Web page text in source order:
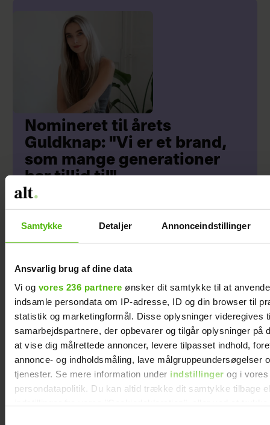
Samtykke Detaljer Annonceindstillinger
Ansvarlig brug af dine data
Vi og vores 236 partnere ønsker dit samtykke til at
indsamle persondata om IP-adresse, ID og din browser til
statistik og marketingformål. Disse oplysninger videregives
samarbejdspartnere, der opbevarer og tilgår oplysninger på
at vise dig målrettede annoncer, levere tilpasset indhold,
annonce- og indholdsmåling, lave målgruppeundersøgelser
tjenester. Se mere information under indstillinger og i vores
persondatapolitik. Du kan altid trække dit samtykke tilbage
Nomineret til årets
Guldknap: "Vi er et brand,
som mange generationer
har tillid til"
Åbner op om hårdt
år: "Det var ganske
forfærdeligt"
Inger Støjberg
husker ét særligt
minde fra sin
barndom: ”Den